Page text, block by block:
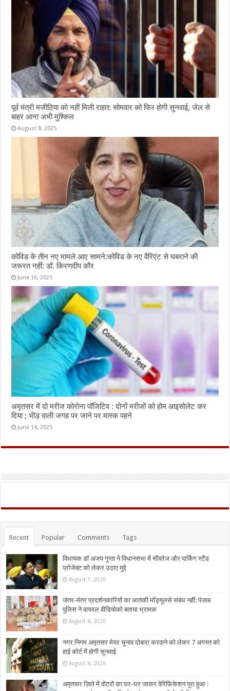
पूर्व मंत्री मजीठिया को नहीं मिली राहत: सोमवार को फिर होगी सुनवाई, जेल से
बाहर आना अभी मुश्किल
August 8, 2025
कोविड के तीन नए मामले आए सामने:कोविड के नए वैरिएंट से घबराने की
जरूरत नहीं: डॉ. किरणदीप कौर
June 16, 2025
अमृतसर में दो मरीज कोरोना पॉजिटिव : दोनों मरीजों को होम आइसोलेट कर
दिया ; भीड़ वाली जगह पर जाने पर मास्क पहने
June 14, 2025
Recent Popular Comments Tags
विधायक डॉ अजय गुप्ता ने विधानसभा में सीवरेज और पार्किंग स्टैंड
प्रोजेक्ट को लेकर उठाए मुद्दे
August 7, 2026
जंतर-मंतर प्रदर्शनकारियों का आतंकी मॉड्यूलसे संबंध नहीं: पंजाब
पुलिस ने वायरल वीडियोको बताया भ्रामक
August 6, 2026
नगर निगम अमृतसर मेयर चुनाव दोबारा करवाने को लेकर 7 अगस्त को
हाई कोर्ट में होगी सुनवाई
August 6, 2026
अमृतसर ज़िले में वोटरों का घर-घर जाकर वेरिफ़िकेशन पूरा हुआ :